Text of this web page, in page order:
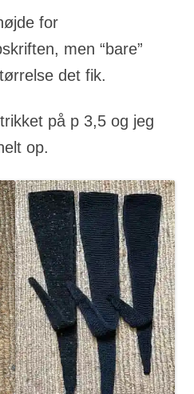
for
men “bare”
det fik.
på p 3,5 og jeg
op.